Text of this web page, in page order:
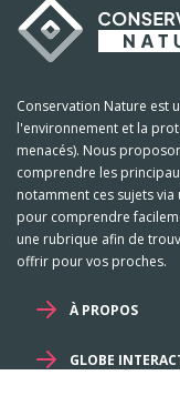
Conservation Nature est
l'environnement et la
menacés). Nous
comprendre les
notamment ces sujets
pour comprendre
une rubrique afin de
offrir pour vos proches.
À PROPOS
GLOBE